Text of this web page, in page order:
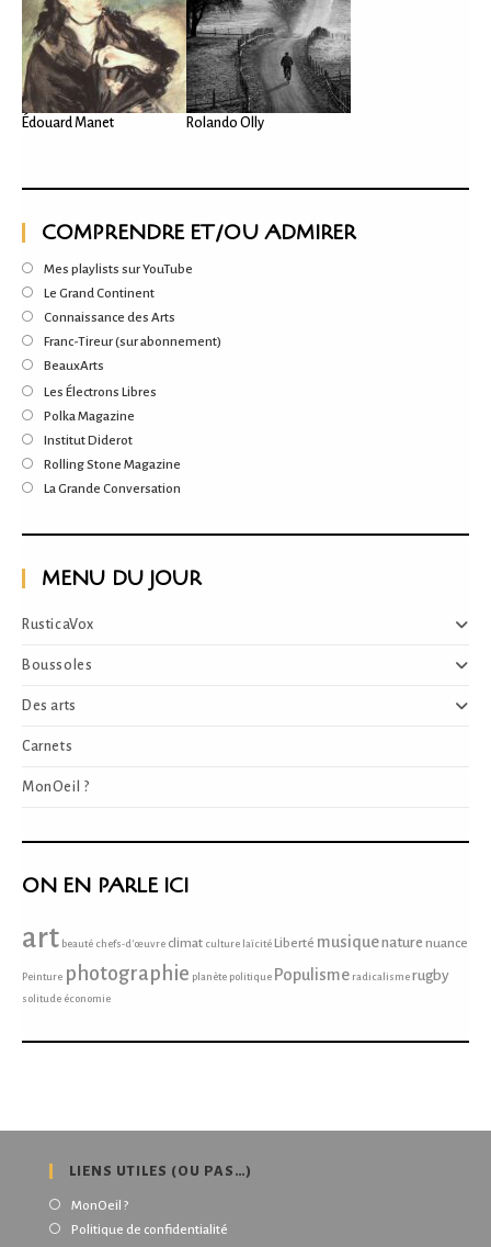
Édouard Manet Rolando Olly
COMPRENDRE ET/OU ADMIRER
Mes playlists sur YouTube
Le Grand Continent
Connaissance des Arts
Franc-Tireur (sur abonnement)
BeauxArts
Les Électrons Libres
Polka Magazine
Institut Diderot
Rolling Stone Magazine
La Grande Conversation
MENU DU JOUR
RusticaVox
Boussoles
Des arts
Carnets
MonOeil ?
ON EN PARLE ICI
art beauté chefs-d'œuvre climat culture laïcitéLiberté musiquenature nuance
Peinture photographie planète politique Populisme radicalismerugby
solitude économie
LIENS UTILES (OU PAS…)
MonOeil ?
Politique de confidentialité